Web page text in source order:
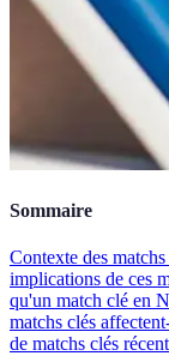
Sommaire
Contexte des
implications de ces
qu'un match clé en
matchs clés
de matchs clés